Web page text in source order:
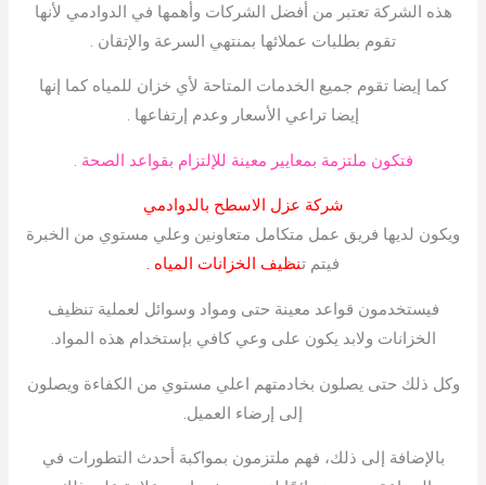
هذه الشركة تعتبر من أفضل الشركات وأهمها في الدوادمي لأنها
تقوم بطلبات عملائها بمنتهي السرعة والإتقان .
كما إيضا تقوم جميع الخدمات المتاحة لأي خزان للمياه كما إنها
إيضا تراعي الأسعار وعدم إرتفاعها .
فتكون ملتزمة بمعايير معينة للإلتزام بقواعد الصحة .
شركة عزل الاسطح بالدوادمي
ويكون لديها فريق عمل متكامل متعاونين وعلي مستوي من الخبرة
فيتم تنظيف الخزانات المياه .
فيستخدمون قواعد معينة حتى ومواد وسوائل لعملية تنظيف
الخزانات ولابد يكون على وعي كافي بإستخدام هذه المواد.
وكل ذلك حتى يصلون بخادمتهم اعلي مستوي من الكفاءة ويصلون
إلى إرضاء العميل.
بالإضافة إلى ذلك، فهم ملتزمون بمواكبة أحدث التطورات في